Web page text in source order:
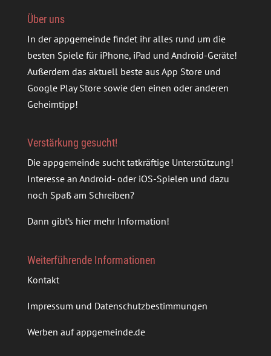
Über uns
In der appgemeinde findet ihr alles rund um die
besten Spiele für iPhone, iPad und Android-Geräte!
Außerdem das aktuell beste aus App Store und
Google Play Store sowie den einen oder anderen
Geheimtipp!
Verstärkung gesucht!
Die appgemeinde sucht tatkräftige Unterstützung!
Interesse an Android- oder iOS-Spielen und dazu
noch Spaß am Schreiben?
Dann gibt’s hier mehr Information!
Weiterführende Informationen
Kontakt
Impressum und Datenschutzbestimmungen
Werben auf appgemeinde.de